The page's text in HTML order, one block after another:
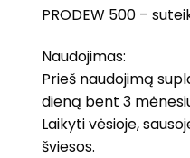
PRODEW 500 –
Naudojimas:
Prieš naudojimą
dieną bent 3
Laikyti vėsioje,
šviesos.